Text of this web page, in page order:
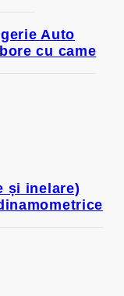
Auto
cu came
și inelare)